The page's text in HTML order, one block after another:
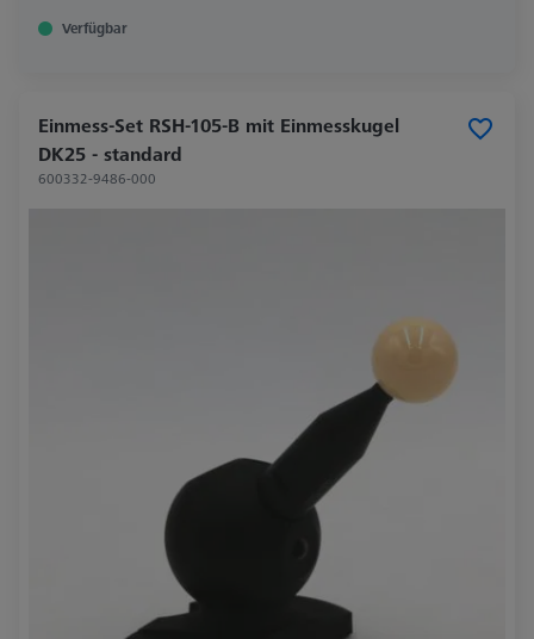
Verfügbar
Einmess-Set RSH-105-B mit Einmesskugel
DK25 - standard
600332-9486-000